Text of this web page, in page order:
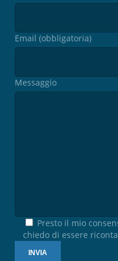
Email (obbligatoria)
Messaggio
Presto il mio
chiedo di essere